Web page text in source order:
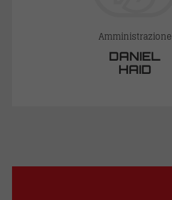
Amministrazione
DANIEL
HAID